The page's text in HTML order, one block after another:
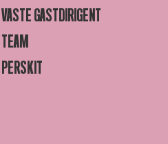
VASTE GASTDIRIGENT
TEAM
PERSKIT